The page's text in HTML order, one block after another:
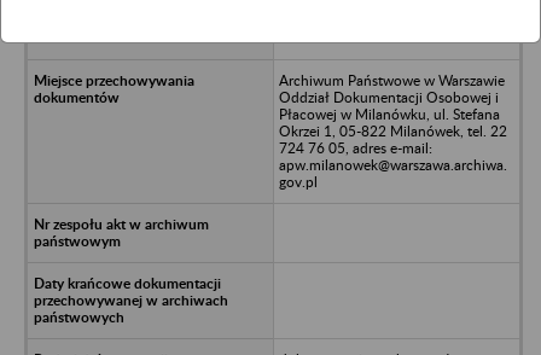
Archiwum Państwowe w Warszawie
Oddział Dokumentacji Osobowej i
Płacowej w Milanówku, ul. Stefana
Okrzei 1, 05-822 Milanówek, tel. 22
724 76 05, adres e-mail:
apw.milanowek@warszawa.archiwa.
gov.pl